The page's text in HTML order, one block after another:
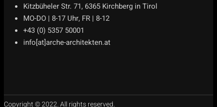
Kitzbüheler Str. 71, 6365 Kirchberg in Tirol
MO-DO | 8-17 Uhr, FR | 8-12
+43 (0) 5357 50001
info[at]arche-architekten.at
Copyright © 2022. All rights reserved.